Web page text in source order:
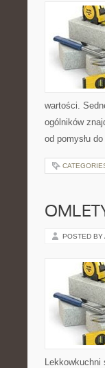
wartości.
ogólników
od pomysłu
POSTED BY
Lekkowkuchni